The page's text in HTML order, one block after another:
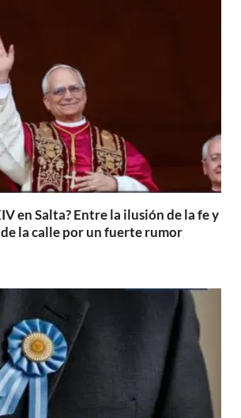
en Salta? Entre la ilusión de la fe y
la calle por un fuerte rumor